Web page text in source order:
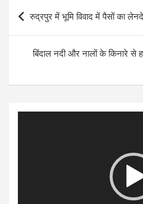
Post
navigation
रुद्रपुर में भूमि विवाद में पैसों का
बिंदाल नदी और नालों के किनारे से